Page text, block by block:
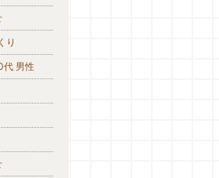
り
代 男性